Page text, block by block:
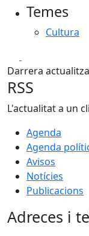
Temes
Cultura
Darrera
RSS
L'actualitat a un
Agenda
Agenda
Avisos
Notícies
Publicacions
Adreces i